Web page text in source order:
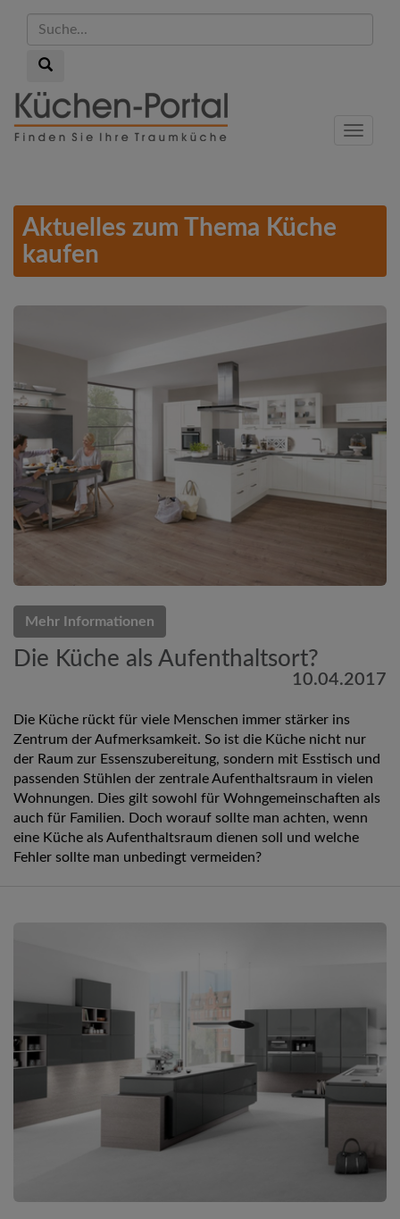
Suche...
Skip
to
main
Menu
Aktuelles zum Thema Küche
kaufen
Mehr Informationen
Die Küche als Aufenthaltsort?
10.04.2017
Die Küche rückt für viele Menschen immer stärker ins
Zentrum der Aufmerksamkeit. So ist die Küche nicht nur
der Raum zur Essenszubereitung, sondern mit Esstisch und
passenden Stühlen der zentrale Aufenthaltsraum in vielen
Wohnungen. Dies gilt sowohl für Wohngemeinschaften als
auch für Familien. Doch worauf sollte man achten, wenn
eine Küche als Aufenthaltsraum dienen soll und welche
Fehler sollte man unbedingt vermeiden?